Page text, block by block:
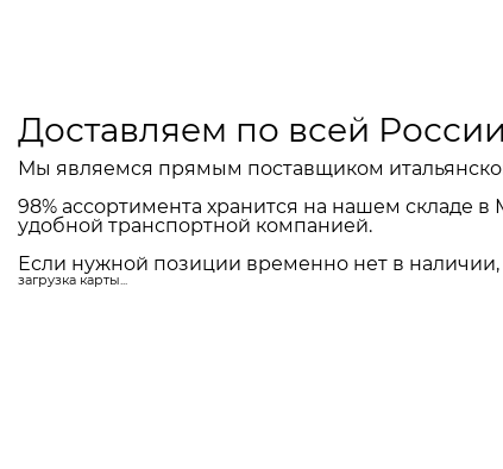
Доставляем по всей России
Мы являемся прямым поставщиком
98% ассортимента хранится на нашем складе
удобной транспортной компанией.
Если нужной позиции временно нет в
загрузка карты...